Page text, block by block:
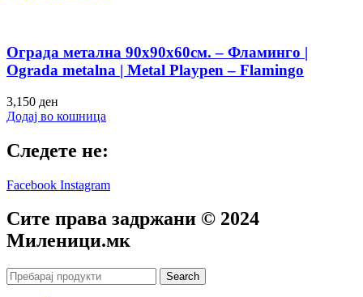
Ограда метална 90х90х60см. – Фламинго |
Ograda metalna | Metal Playpen – Flamingo
3,150 ден
Додај во кошница
Следете не:
Facebook Instagram
Сите права задржани © 2024
Mиленици.мк
Search